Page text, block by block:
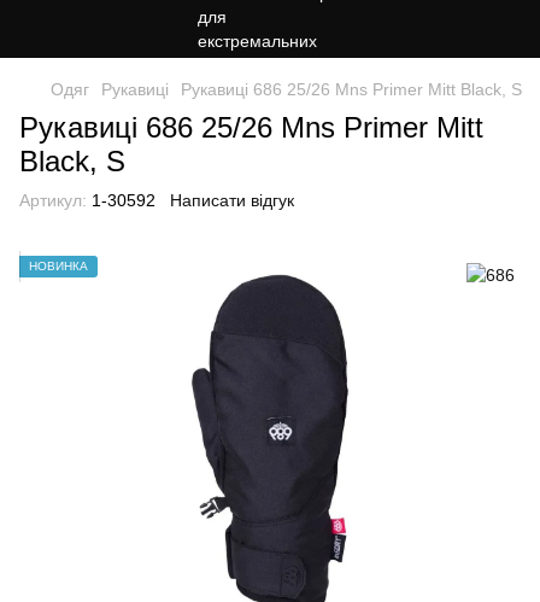
Одяг Рукавиці Рукавиці 686 25/26 Mns Primer Mitt Black, S
Рукавиці 686 25/26 Mns Primer Mitt
Black, S
Артикул: 1-30592 Написати відгук
НОВИНКА